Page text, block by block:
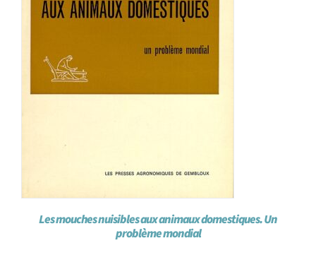
Les mouches nuisibles aux animaux domestiques. Un
problème mondial